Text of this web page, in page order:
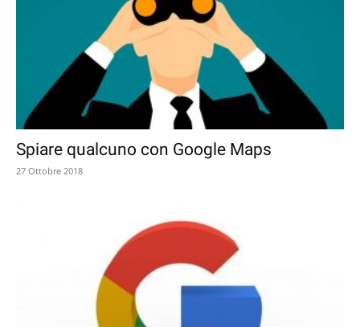
Spiare qualcuno con Google Maps
27 Ottobre 2018